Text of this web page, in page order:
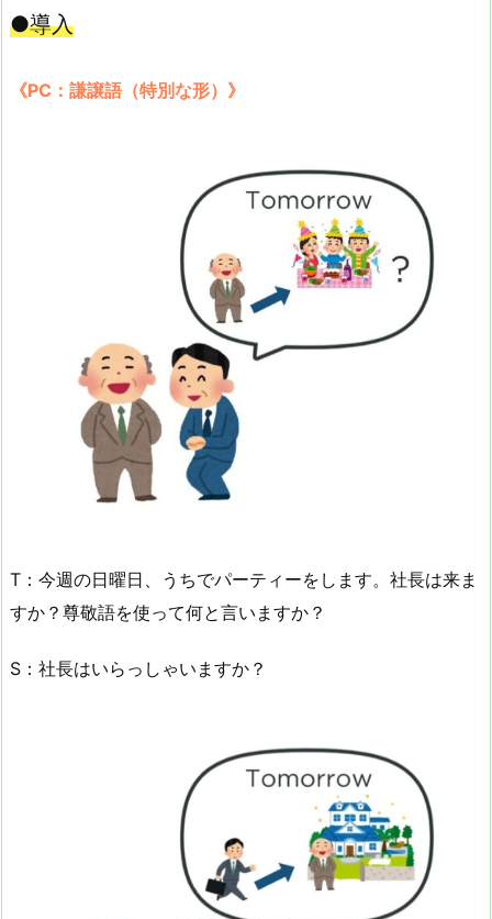
●導入
《PC：謙譲語（特別な形）》
T：今週の日曜日、うちでパーティーをします。社長は来ま
すか？尊敬語を使って何と言いますか？
S：社長はいらっしゃいますか？